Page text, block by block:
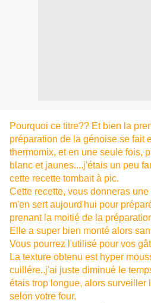
Pourquoi ce titre?? Et bien la
préparation de la génoise se fait
thermomix, et en une seule fois,
blanc et jaunes....j'étais un peu
cette recette tombait à pic.
Cette recette, vous donneras
m'en sert aujourd'hui pour
prenant la moitié de la
Elle a super bien monté alors
Vous pourrez l'utilisé pour vos
La texture obtenu est hyper
cuillére..j'ai juste diminué le
étais trop longue, alors surveiller
selon votre four.